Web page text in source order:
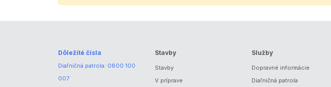
Dôležité čísla
Diaľničná patrola: 0800 100
007
Stavby
Stavby
V príprave
Služby
Dopravné informácie
Diaľničná patrola